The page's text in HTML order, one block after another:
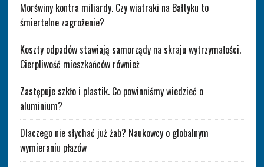
Morświny kontra miliardy. Czy wiatraki na Bałtyku to
śmiertelne zagrożenie?
Koszty odpadów stawiają samorządy na skraju wytrzymałości.
Cierpliwość mieszkańców również
Zastępuje szkło i plastik. Co powinniśmy wiedzieć o
aluminium?
Dlaczego nie słychać już żab? Naukowcy o globalnym
wymieraniu płazów